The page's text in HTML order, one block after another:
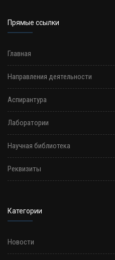
Прямые ссылки
Главная
Направления деятельности
Аспирантура
Лаборатории
Научная библиотека
Реквизиты
Категории
Новости